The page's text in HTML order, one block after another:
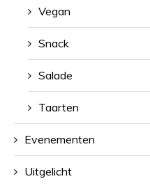
Vegan
Snack
Salade
Taarten
Evenementen
Uitgelicht